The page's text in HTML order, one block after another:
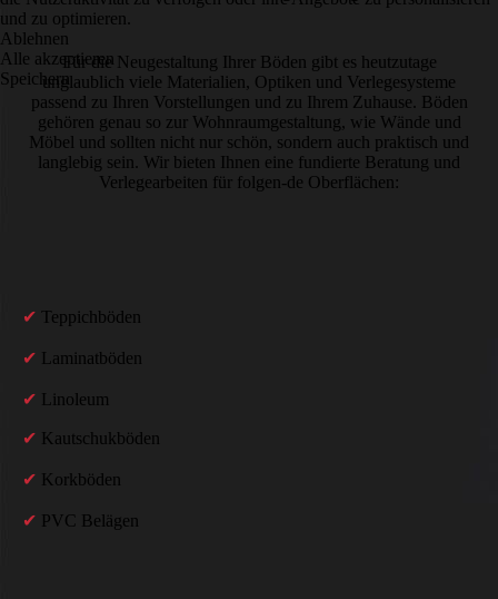
Für die Neugestaltung Ihrer Böden gibt es heutzutage
unglaublich viele Materialien, Optiken und Verlege­systeme
passend zu Ihren Vorstellungen und zu Ihrem Zuhause. Böden
gehören genau so zur Wohnraum­gestaltung, wie Wände und
Möbel und sollten nicht nur schön, sondern auch praktisch und
langlebig sein. Wir bieten Ihnen eine fundierte Beratung und
Verlege­arbeiten für folgen-de Oberflächen:
✔ Teppichböden
✔ Laminatböden
✔ Linoleum
✔ Kautschukböden
✔ Korkböden
✔ PVC Belägen
und zu optimieren.
Ablehnen
Alle akzeptieren
Speichern